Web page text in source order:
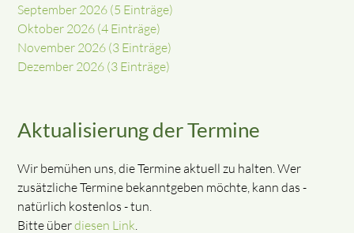
September 2026 (5 Einträge)
Oktober 2026 (4 Einträge)
November 2026 (3 Einträge)
Dezember 2026 (3 Einträge)
Aktualisierung der Termine
Wir bemühen uns, die Termine aktuell zu halten. Wer
zusätzliche Termine bekanntgeben möchte, kann das -
natürlich kostenlos - tun.
Bitte überdiesen Link